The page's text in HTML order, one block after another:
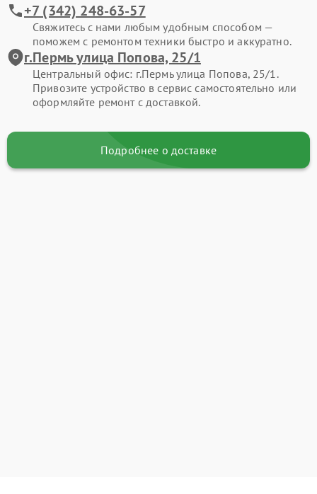
+7 (342) 248-63-57
Свяжитесь с нами любым удобным способом —
поможем с ремонтом техники быстро и аккуратно.
г.Пермь улица Попова, 25/1
Центральный офис: г.Пермь улица Попова, 25/1.
Привозите устройство в сервис самостоятельно или
оформляйте ремонт с доставкой.
Подробнее о доставке